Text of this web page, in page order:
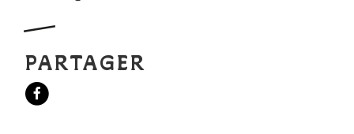
PARTAGER